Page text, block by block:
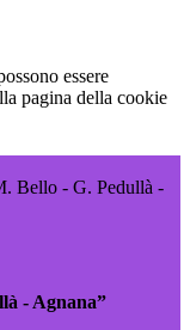
essere
pagina della cookie
Bello - G. Pedullà -
- Agnana”